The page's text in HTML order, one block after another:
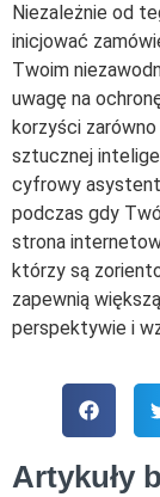
Niezależnie od
inicjować
Twoim
uwagę na
korzyści
sztucznej
cyfrowy asystent
podczas gdy
strona
którzy są
zapewnią
perspektywie i
Artykuły